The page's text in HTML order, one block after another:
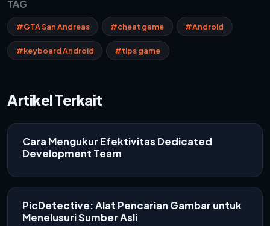
TAG
#GTA San Andreas #cheat game #Android
#keyboard Android #tips game
Artikel Terkait
Cara Mengukur Efektivitas Dedicated
Development Team
PicDetective: Alat Pencarian Gambar untuk
Menelusuri Sumber Asli